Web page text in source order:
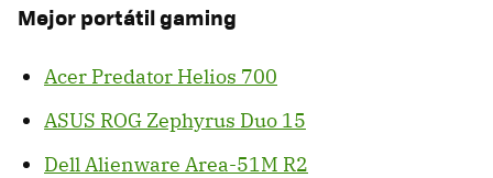
Mejor portátil gaming
Acer Predator Helios 700
ASUS ROG Zephyrus Duo 15
Dell Alienware Area-51M R2